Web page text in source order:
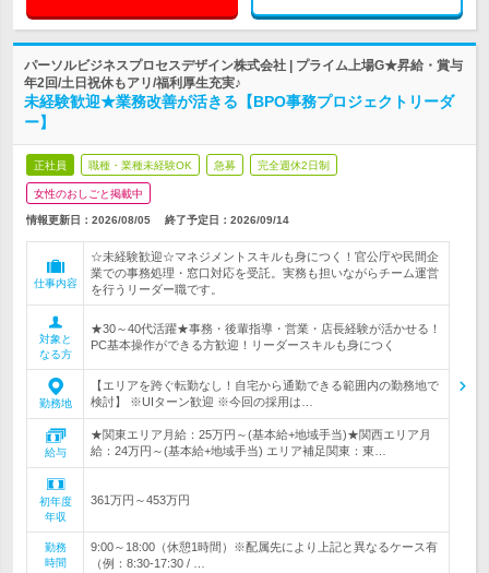
パーソルビジネスプロセスデザイン株式会社 | プライム上場G★昇給・賞与
年2回/土日祝休もアリ/福利厚生充実♪
未経験歓迎★業務改善が活きる【BPO事務プロジェクトリーダ
ー】
正社員 職種・業種未経験OK 急募 完全週休2日制
女性のおしごと掲載中
情報更新日：2026/08/05 終了予定日： 2026/09/14
仕事内容
☆未経験歓迎☆マネジメントスキルも身につく！官公庁や民間企
業での事務処理・窓口対応を受託。実務も担いながらチーム運営
を行うリーダー職です。
対象と
なる方
★30～40代活躍★事務・後輩指導・営業・店長経験が活かせる！
PC基本操作ができる方歓迎！リーダースキルも身につく
勤務地
【エリアを跨ぐ転勤なし！自宅から通勤できる範囲内の勤務地で
検討】 ※UIターン歓迎 ※今回の採用は…
給与
★関東エリア月給：25万円～(基本給+地域手当)★関西エリア月
給：24万円～(基本給+地域手当) エリア補足関東：東…
初年度
年収
361万円～453万円
勤務
時間
9:00～18:00（休憩1時間）※配属先により上記と異なるケース有
（例：8:30-17:30 / …